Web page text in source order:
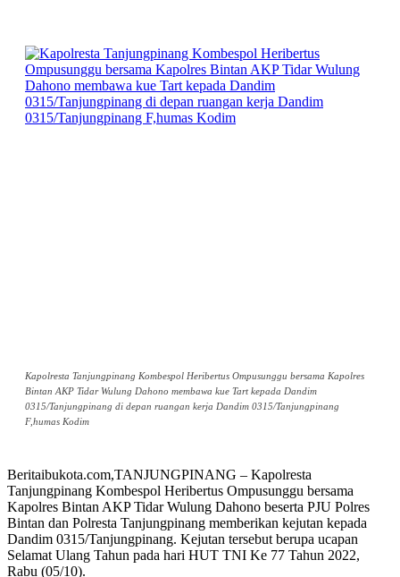
Kapolresta Tanjungpinang Kombespol Heribertus Ompusunggu bersama Kapolres
Bintan AKP Tidar Wulung Dahono membawa kue Tart kepada Dandim
0315/Tanjungpinang di depan ruangan kerja Dandim 0315/Tanjungpinang
F,humas Kodim
Beritaibukota.com,TANJUNGPINANG – Kapolresta
Tanjungpinang Kombespol Heribertus Ompusunggu bersama
Kapolres Bintan AKP Tidar Wulung Dahono beserta PJU Polres
Bintan dan Polresta Tanjungpinang memberikan kejutan kepada
Dandim 0315/Tanjungpinang. Kejutan tersebut berupa ucapan
Selamat Ulang Tahun pada hari HUT TNI Ke 77 Tahun 2022,
Rabu (05/10).